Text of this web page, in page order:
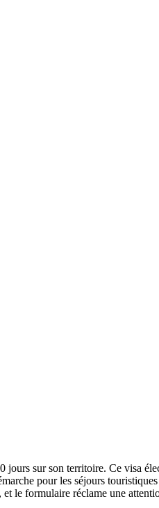
jours sur son territoire. Ce visa
pour les séjours
le formulaire réclame une